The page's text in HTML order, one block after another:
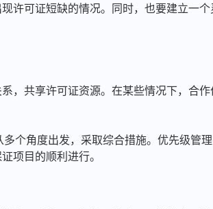
许可证短缺的情况。同时，也要建立一
，共享许可证资源。在某些情况下，合
个角度出发，采取综合措施。优先级管
项目的顺利进行。